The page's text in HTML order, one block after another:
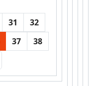
31
32
37 38